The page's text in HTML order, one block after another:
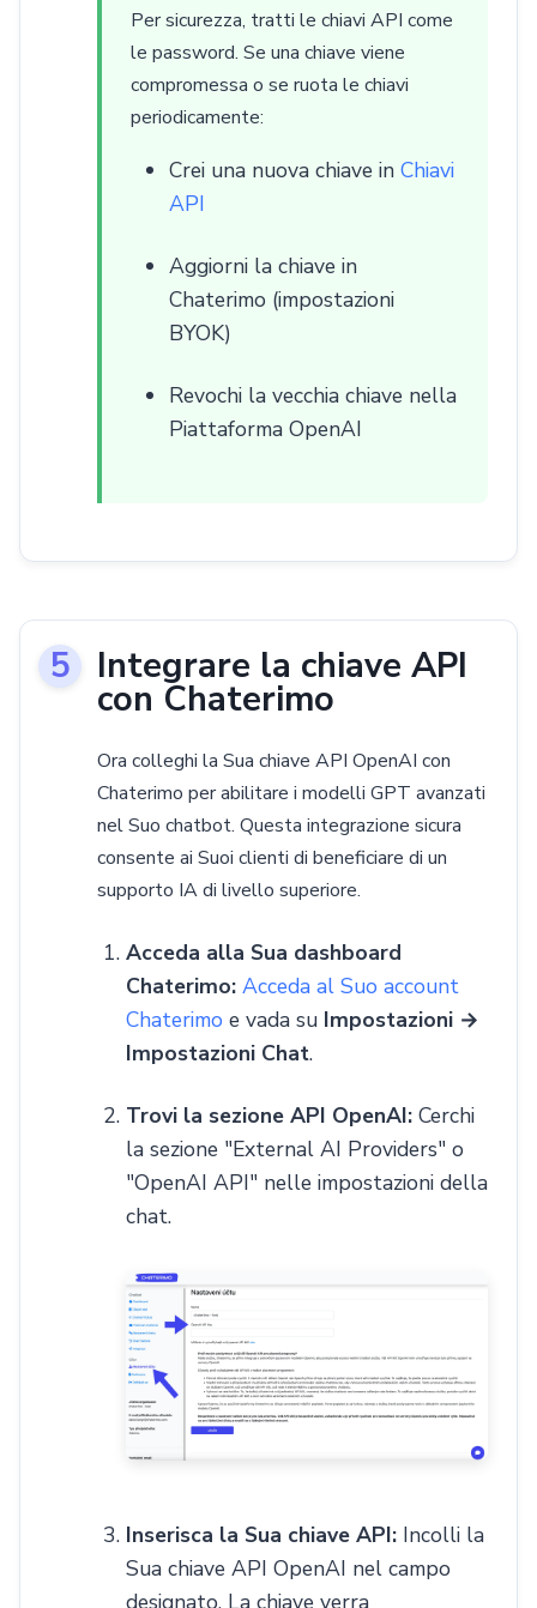
Per sicurezza, tratti le chiavi API come
le password. Se una chiave viene
compromessa o se ruota le chiavi
periodicamente:
Crei una nuova chiave in Chiavi
API
Aggiorni la chiave in
Chaterimo (impostazioni
BYOK)
Revochi la vecchia chiave nella
Piattaforma OpenAI
Integrare la chiave API
con Chaterimo
Ora colleghi la Sua chiave API OpenAI con
Chaterimo per abilitare i modelli GPT avanzati
nel Suo chatbot. Questa integrazione sicura
consente ai Suoi clienti di beneficiare di un
supporto IA di livello superiore.
Acceda alla Sua dashboard
Chaterimo: Acceda al Suo account
Chaterimo e vada su Impostazioni →
Impostazioni Chat.
Trovi la sezione API OpenAI: Cerchi
la sezione "External AI Providers" o
"OpenAI API" nelle impostazioni della
chat.
Inserisca la Sua chiave API: Incolli la
Sua chiave API OpenAI nel campo
designato. La chiave verra
Send
Powered by chaterimo